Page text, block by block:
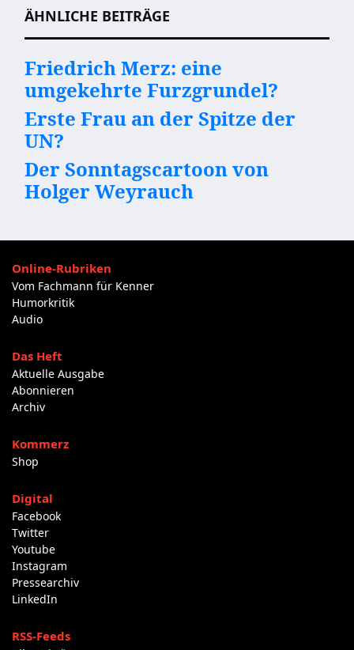
ÄHNLICHE BEITRÄGE
Friedrich Merz: eine
umgekehrte Furzgrundel?
Erste Frau an der Spitze der
UN?
Der Sonntagscartoon von
Holger Weyrauch
Online-Rubriken
Vom Fachmann für Kenner
Humorkritik
Audio
Das Heft
Aktuelle Ausgabe
Abonnieren
Archiv
Kommerz
Shop
Digital
Facebook
Twitter
Youtube
Instagram
Pressearchiv
LinkedIn
RSS-Feeds